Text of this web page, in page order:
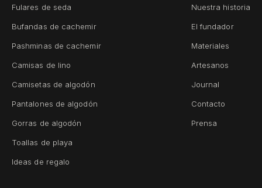
Fulares de seda
Bufandas de cachemir
Pashminas de cachemir
Camisas de lino
Camisetas de algodón
Pantalones de algodón
Gorras de algodón
Toallas de playa
Ideas de regalo
Nuestra historia
El fundador
Materiales
Artesanos
Journal
Contacto
Prensa